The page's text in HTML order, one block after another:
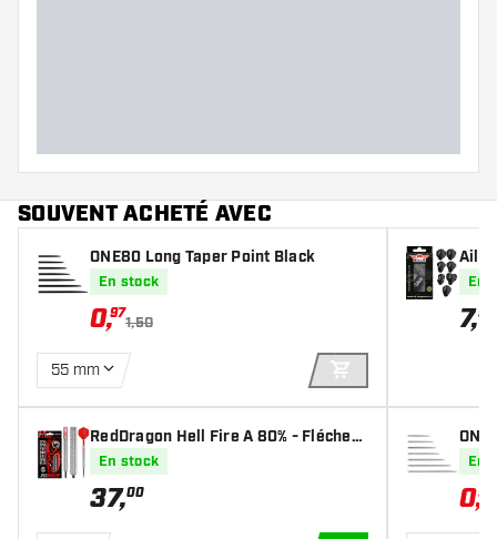
SOUVENT ACHETÉ AVEC
ONE80 Long Taper Point Black
En stock
0,97
1,50
55 mm
AJOUTER AU
RedDragon Hell Fire A 80% - Fléchett
es pointe Acier
En stock
37,00
En
7,95
En
0,97